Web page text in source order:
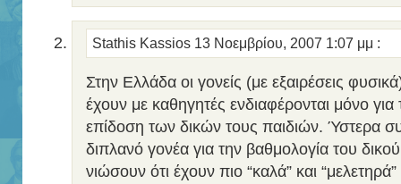
Stathis Κassios 13 Νοεμβρίου, 2007 1:07 μμ :
Στην Ελλάδα οι γονείς (με εξαιρέσεις
έχουν με καθηγητές ενδιαφέρονται μόνο για
επίδοση των δικών τους παιδιών. Ύστερα
διπλανό γονέα για την βαθμολογία του
νιώσουν ότι έχουν πιο “καλά” και